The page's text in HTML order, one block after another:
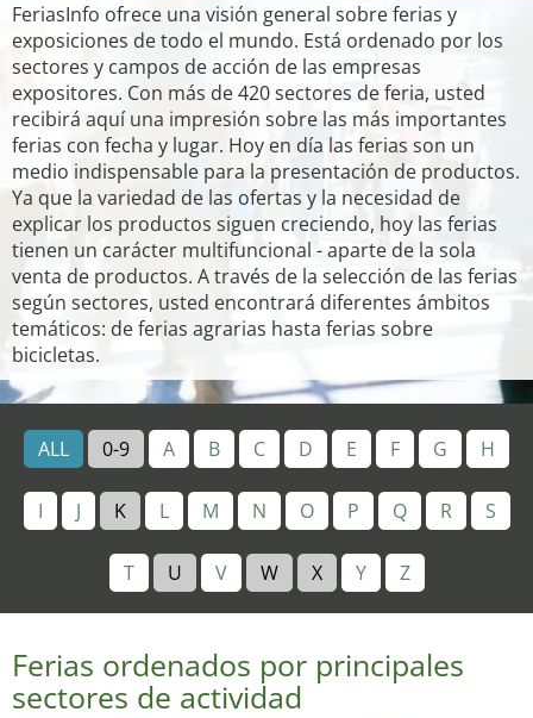
FeriasInfo ofrece una visión general sobre ferias y
exposiciones de todo el mundo. Está ordenado por los
sectores y campos de acción de las empresas
expositores. Con más de 420 sectores de feria, usted
recibirá aquí una impresión sobre las más importantes
ferias con fecha y lugar. Hoy en día las ferias son un
medio indispensable para la presentación de productos.
Ya que la variedad de las ofertas y la necesidad de
explicar los productos siguen creciendo, hoy las ferias
tienen un carácter multifuncional - aparte de la sola
venta de productos. A través de la selección de las ferias
según sectores, usted encontrará diferentes ámbitos
temáticos: de ferias agrarias hasta ferias sobre
bicicletas.
ALL 0-9 A B C D E F G H
I J K L M N O P Q R S
T U V W X Y Z
Ferias ordenados por principales
sectores de actividad